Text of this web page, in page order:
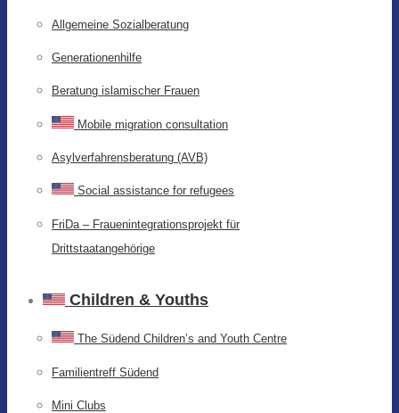
Allgemeine Sozialberatung
Generationenhilfe
Beratung islamischer Frauen
Mobile migration consultation
Asylverfahrensberatung (AVB)
Social assistance for refugees
FriDa – Frauenintegrationsprojekt für
Drittstaatangehörige
Children & Youths
The Südend Children’s and Youth Centre
Familientreff Südend
Mini Clubs